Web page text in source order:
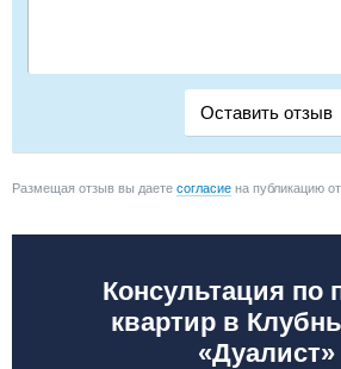
Размещая отзыв вы даетесогласие на публикацию
Консультация по
квартир в
«Дуалист»